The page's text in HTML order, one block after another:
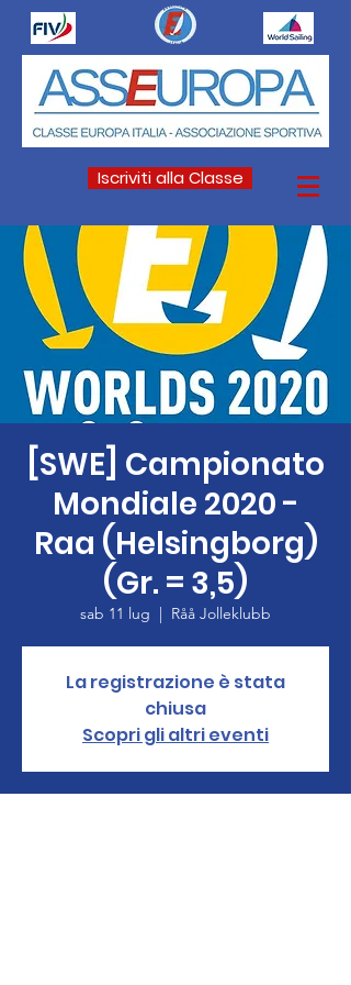
Iscriviti alla Classe
[SWE] Campionato
Mondiale 2020 -
Raa (Helsingborg)
(Gr. = 3,5)
sab 11 lug
  |
Råå Jolleklubb
La registrazione è stata
chiusa
Scopri gli altri eventi